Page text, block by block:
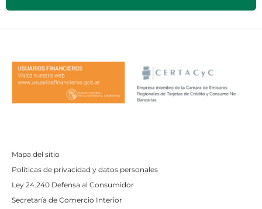
Mapa del sitio
Políticas de privacidad y datos personales
Ley 24.240 Defensa al Consumidor
Secretaría de Comercio Interior